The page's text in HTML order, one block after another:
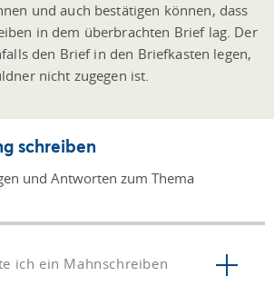
und auch bestätigen können, dass
in dem überbrachten Brief lag. Der
den Brief in den Briefkasten legen,
nicht zugegen ist.
schreiben
und Antworten zum Thema
ich ein Mahnschreiben